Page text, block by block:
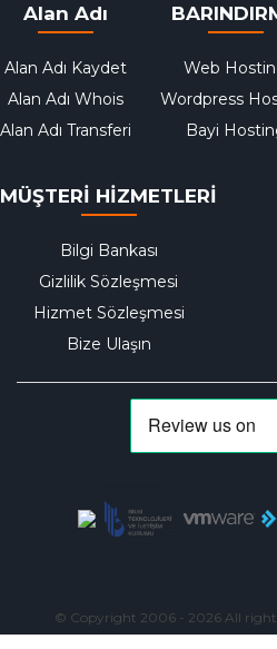
Alan Adı
Alan Adı Kaydet
Alan Adı Whois
Alan Adı Transferi
Web
Wordpress
Bayi
MÜŞTERİ HİZMETLERİ
Bilgi Bankası
Gizlilik Sözleşmesi
Hizmet Sözleşmesi
Bize Ulaşın
© Copyright 2006 - 2026 All